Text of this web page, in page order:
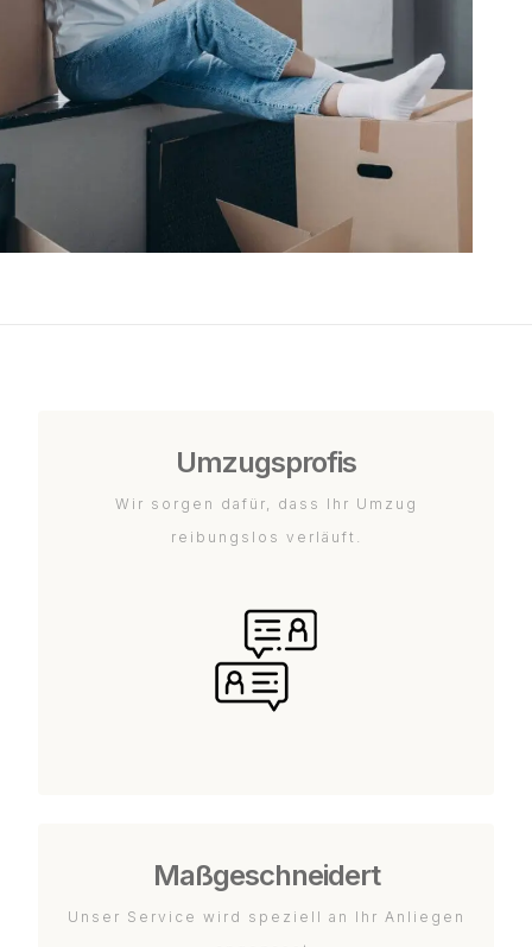
Umzugsprofis
Wir sorgen dafür, dass Ihr Umzug
reibungslos verläuft.
Maßgeschneidert
Unser Service wird speziell an Ihr Anliegen